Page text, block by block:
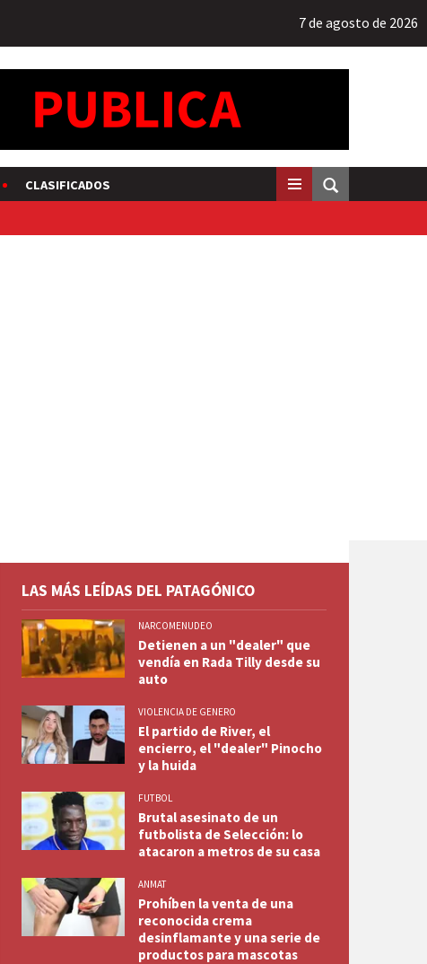
7 de agosto de 2026
CLASIFICADOS
LAS MÁS LEÍDAS DEL PATAGÓNICO
NARCOMENUDEO
Detienen a un "dealer" que
vendía en Rada Tilly desde su
auto
VIOLENCIA DE GENERO
El partido de River, el
encierro, el "dealer" Pinocho
y la huida
FUTBOL
Brutal asesinato de un
futbolista de Selección: lo
atacaron a metros de su casa
ANMAT
Prohíben la venta de una
reconocida crema
desinflamante y una serie de
productos para mascotas